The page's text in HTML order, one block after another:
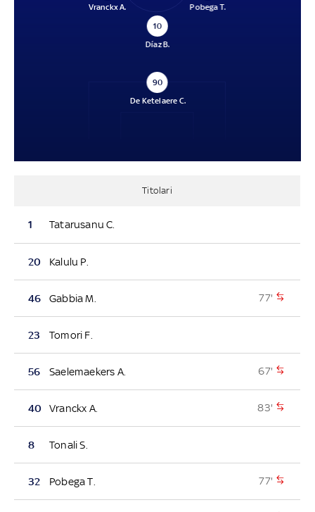
Vranckx A.
Pobega T.
10
Díaz B.
90
De Ketelaere C.
Titolari
1 Tatarusanu C.
20 Kalulu P.
46 Gabbia M. 77'
23 Tomori F.
56 Saelemaekers A. 67'
40 Vranckx A. 83'
8 Tonali S.
32 Pobega T. 77'